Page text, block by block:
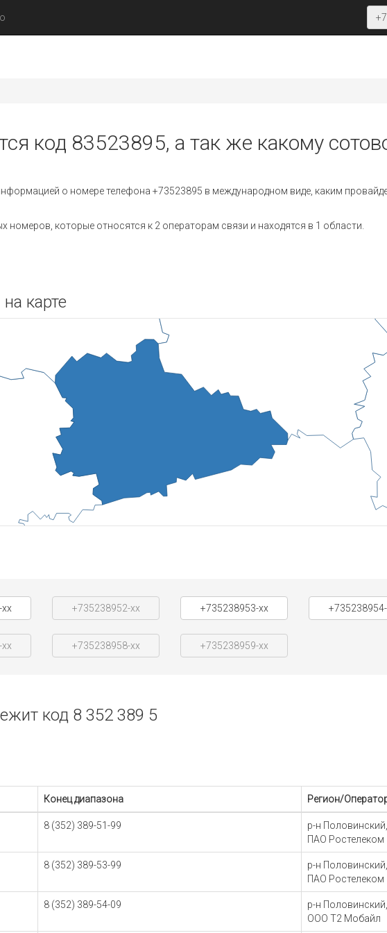
+7
код 83523895, а так же какому
о номере телефона +73523895 в международном виде, каким
номеров, которые относятся к 2 операторам связи и находятся в 1 области.
карте
+735238952-xx +735238953-xx
+735238958-xx +735238959-xx
код 8 352 389 5
Конец диапазона Регион/
8 (352) 389-51-99
р-н
ПАО Ростелеком
8 (352) 389-53-99
р-н
ПАО Ростелеком
8 (352) 389-54-09
р-н
ООО Т2 Мобайл